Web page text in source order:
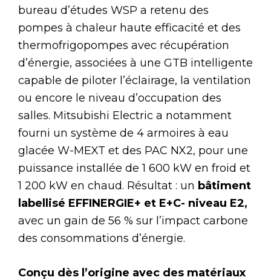
bureau d’études WSP a retenu des
pompes à chaleur haute efficacité et des
thermofrigopompes avec récupération
d’énergie, associées à une GTB intelligente
capable de piloter l’éclairage, la ventilation
ou encore le niveau d’occupation des
salles. Mitsubishi Electric a notamment
fourni un système de 4 armoires à eau
glacée W-MEXT et des PAC NX2, pour une
puissance installée de 1 600 kW en froid et
1 200 kW en chaud. Résultat : un bâtiment
labellisé EFFINERGIE+ et E+C- niveau E2,
avec un gain de 56 % sur l’impact carbone
des consommations d’énergie.
Conçu dès l’origine avec des matériaux